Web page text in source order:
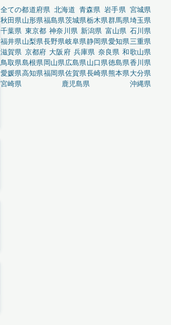
全ての都道府県 北海道 青森県 岩手県 宮城県
秋田県山形県福島県茨城県栃木県群馬県埼玉県
千葉県 東京都 神奈川県 新潟県 富山県 石川県
福井県山梨県長野県岐阜県静岡県愛知県三重県
滋賀県 京都府 大阪府 兵庫県 奈良県 和歌山県
鳥取県島根県岡山県広島県山口県徳島県香川県
愛媛県高知県福岡県佐賀県長崎県熊本県大分県
宮崎県
鹿児島県 沖縄県